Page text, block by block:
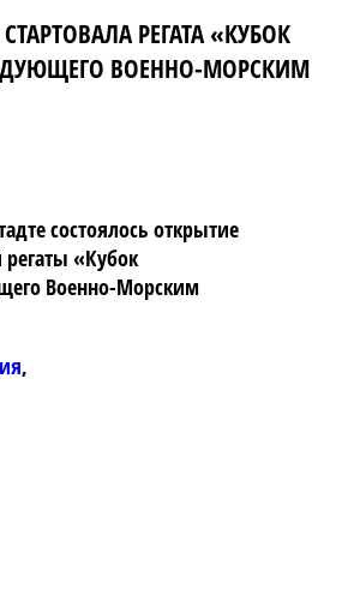
РЕГАТА «КУБОК
ВОЕННО-МОРСКИМ
состоялось открытие
регаты «Кубок
Военно-Морским
,